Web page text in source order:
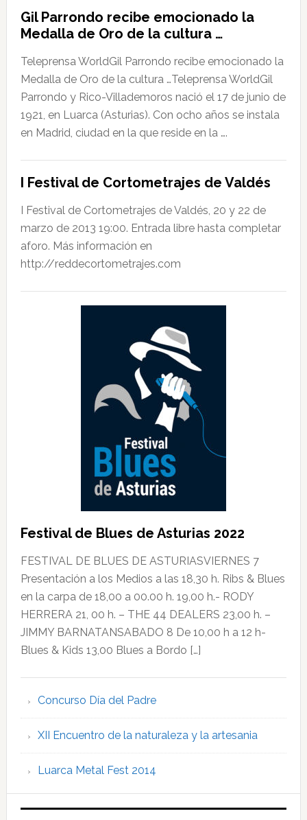
Gil Parrondo recibe emocionado la
Medalla de Oro de la cultura …
Teleprensa WorldGil Parrondo recibe emocionado la
Medalla de Oro de la cultura …Teleprensa WorldGil
Parrondo y Rico-Villademoros nació el 17 de junio de
1921, en Luarca (Asturias). Con ocho años se instala
en Madrid, ciudad en la que reside en la ….
I Festival de Cortometrajes de Valdés
I Festival de Cortometrajes de Valdés, 20 y 22 de
marzo de 2013 19:00. Entrada libre hasta completar
aforo. Más información en
http://reddecortometrajes.com
Festival de Blues de Asturias 2022
FESTIVAL DE BLUES DE ASTURIASVIERNES 7
Presentación a los Medios a las 18,30 h. Ribs & Blues
en la carpa de 18,00 a 00.00 h. 19,00 h.- RODY
HERRERA 21, 00 h. – THE 44 DEALERS 23,00 h. –
JIMMY BARNATANSABADO 8 De 10,00 h a 12 h-
Blues & Kids 13,00 Blues a Bordo […]
Concurso Día del Padre
XII Encuentro de la naturaleza y la artesania
Luarca Metal Fest 2014